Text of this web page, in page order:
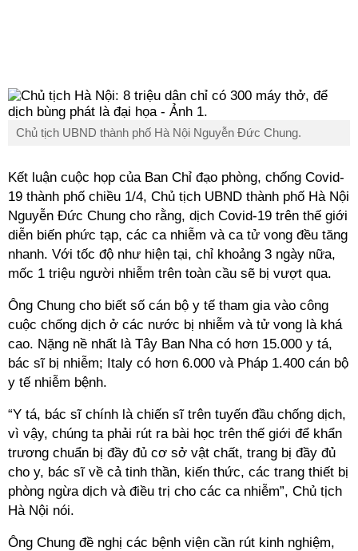
Chủ tịch UBND thành phố Hà Nội Nguyễn Đức Chung.
Kết luận cuộc họp của Ban Chỉ đạo phòng, chống Covid-
19 thành phố chiều 1/4, Chủ tịch UBND thành phố Hà Nội
Nguyễn Đức Chung cho rằng, dịch Covid-19 trên thế giới
diễn biến phức tạp, các ca nhiễm và ca tử vong đều tăng
nhanh. Với tốc độ như hiện tại, chỉ khoảng 3 ngày nữa,
mốc 1 triệu người nhiễm trên toàn cầu sẽ bị vượt qua.
Ông Chung cho biết số cán bộ y tế tham gia vào công
cuộc chống dịch ở các nước bị nhiễm và tử vong là khá
cao. Nặng nề nhất là Tây Ban Nha có hơn 15.000 y tá,
bác sĩ bị nhiễm; Italy có hơn 6.000 và Pháp 1.400 cán bộ
y tế nhiễm bệnh.
“Y tá, bác sĩ chính là chiến sĩ trên tuyến đầu chống dịch,
vì vậy, chúng ta phải rút ra bài học trên thế giới để khẩn
trương chuẩn bị đầy đủ cơ sở vật chất, trang bị đầy đủ
cho y, bác sĩ về cả tinh thần, kiến thức, các trang thiết bị
phòng ngừa dịch và điều trị cho các ca nhiễm”, Chủ tịch
Hà Nội nói.
Ông Chung đề nghị các bệnh viện cần rút kinh nghiệm,